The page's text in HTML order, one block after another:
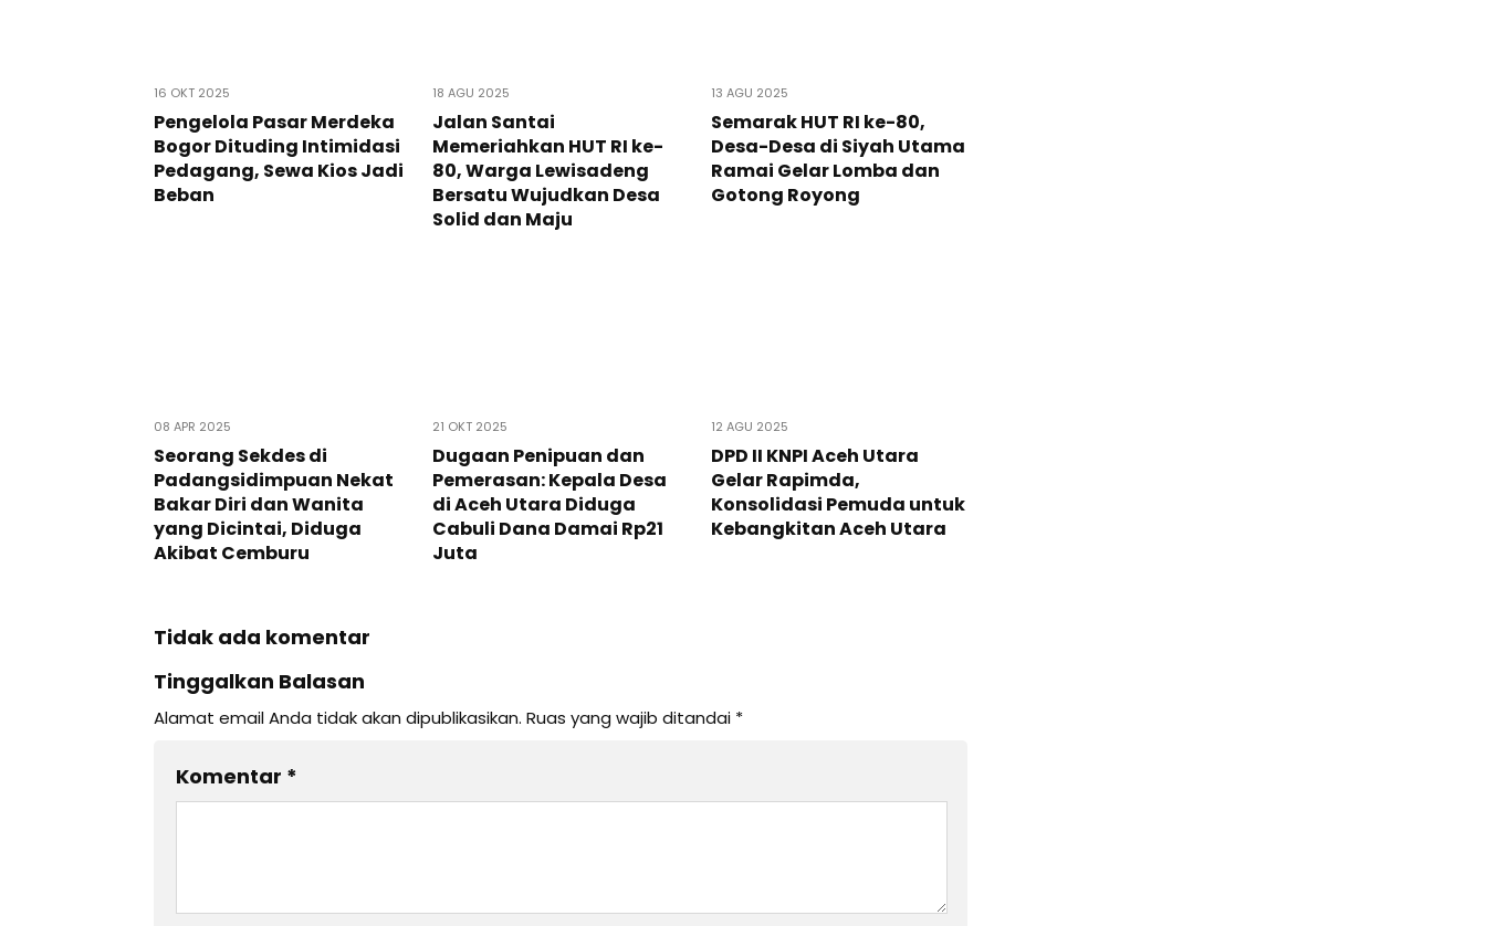
16 OKT 2025
Pengelola Pasar Merdeka
Bogor Dituding Intimidasi
Pedagang, Sewa Kios Jadi
Beban
18 AGU 2025
Jalan Santai
Memeriahkan HUT RI ke-
80, Warga Lewisadeng
Bersatu Wujudkan Desa
Solid dan Maju
13 AGU 2025
Semarak HUT RI ke-80,
Desa-Desa di Siyah Utama
Ramai Gelar Lomba dan
Gotong Royong
08 APR 2025
Seorang Sekdes di
Padangsidimpuan Nekat
Bakar Diri dan Wanita
yang Dicintai, Diduga
Akibat Cemburu
21 OKT 2025
Dugaan Penipuan dan
Pemerasan: Kepala Desa
di Aceh Utara Diduga
Cabuli Dana Damai Rp21
Juta
12 AGU 2025
DPD II KNPI Aceh Utara
Gelar Rapimda,
Konsolidasi Pemuda untuk
Kebangkitan Aceh Utara
Tidak ada komentar
Tinggalkan Balasan
Alamat email Anda tidak akan dipublikasikan. Ruas yang wajib ditandai *
Komentar *